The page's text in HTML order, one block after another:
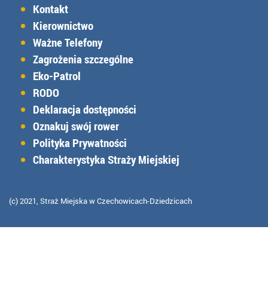
Kontakt
Kierownictwo
Ważne Telefony
Zagrożenia szczególne
Eko-Patrol
RODO
Deklaracja dostępności
Oznakuj swój rower
Polityka Prywatności
Charakterystyka Straży Miejskiej
(c) 2021, Straż Miejska w Czechowicach-Dziedzicach